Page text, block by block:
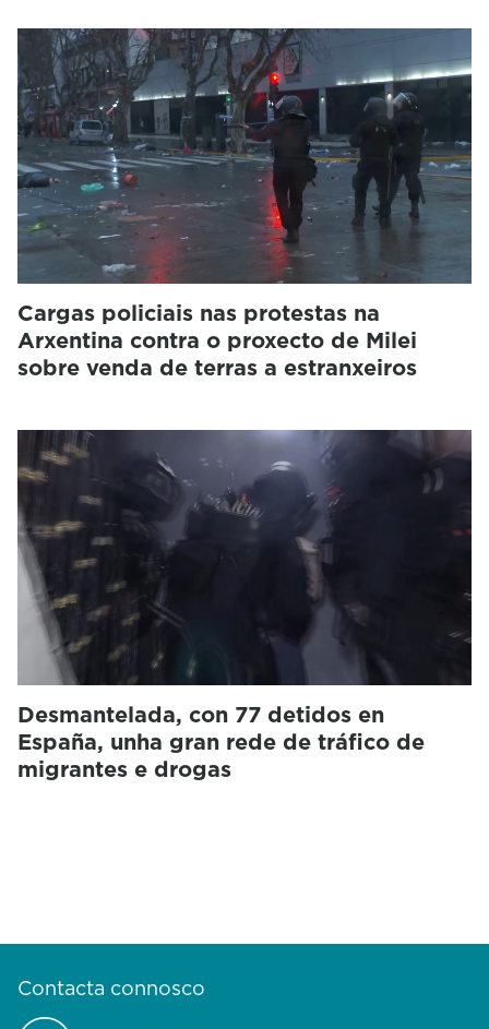
Cargas policiais nas protestas na
Arxentina contra o proxecto de Milei
sobre venda de terras a estranxeiros
Desmantelada, con 77 detidos en
España, unha gran rede de tráfico de
migrantes e drogas
Contacta connosco